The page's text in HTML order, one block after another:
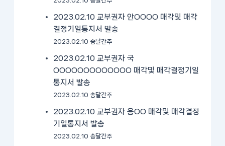
2023.02.10 교부권자 안OOOO 매각및 매각
결정기일통지서 발송
2023.02.10 송달간주
2023.02.10 교부권자 국
OOOOOOOOOOOOO 매각및 매각결정기일
통지서 발송
2023.02.10 송달간주
2023.02.10 교부권자 용OO 매각및 매각결정
기일통지서 발송
2023.02.10 송달간주